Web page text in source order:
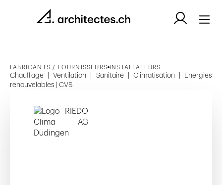
FABRICANTS / FOURNISSEURS INSTALLATEURS
Chauffage | Ventilation | Sanitaire | Climatisation | Energies
renouvelables | CVS